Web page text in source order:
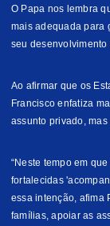
O Papa nos lembra
mais adequada para
seu desenvolvimento
Ao afirmar que os
Francisco enfatiza
assunto privado, mas
“Neste tempo em
fortalecidas
essa intenção, afima
famílias, apoiar as